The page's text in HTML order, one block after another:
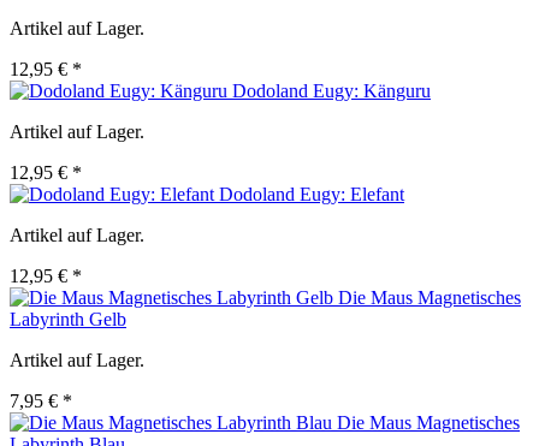
Artikel auf Lager.
12,95 € *
Dodoland Eugy: Känguru
Artikel auf Lager.
12,95 € *
Dodoland Eugy: Elefant
Artikel auf Lager.
12,95 € *
Die Maus Magnetisches
Labyrinth Gelb
Artikel auf Lager.
7,95 € *
Die Maus Magnetisches